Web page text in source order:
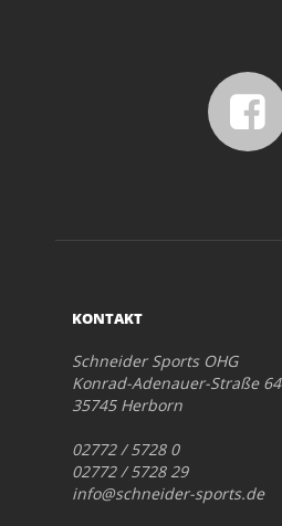
KONTAKT
Schneider Sports OHG
Konrad-Adenauer-Straße 64
35745 Herborn
02772 / 5728 0
02772 / 5728 29
info@schneider-sports.de